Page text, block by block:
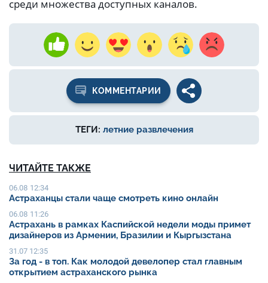
среди множества доступных каналов.
КОММЕНТАРИИ
ТЕГИ: летние развлечения
ЧИТАЙТЕ ТАКЖЕ
06.08 12:34
Астраханцы стали чаще смотреть кино онлайн
06.08 11:26
Астрахань в рамках Каспийской недели моды примет
дизайнеров из Армении, Бразилии и Кыргызстана
31.07 12:35
За год - в топ. Как молодой девелопер стал главным
открытием астраханского рынка